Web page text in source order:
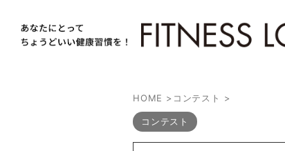
HOME > コンテスト >
コンテスト